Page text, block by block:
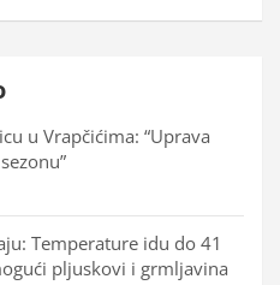
u Vrapčićima: “Uprava
Temperature idu do 41
pljuskovi i grmljavina